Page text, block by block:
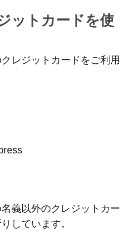
ットカードを使
レジットカードをご利用
義以外のクレジットカー
しています。